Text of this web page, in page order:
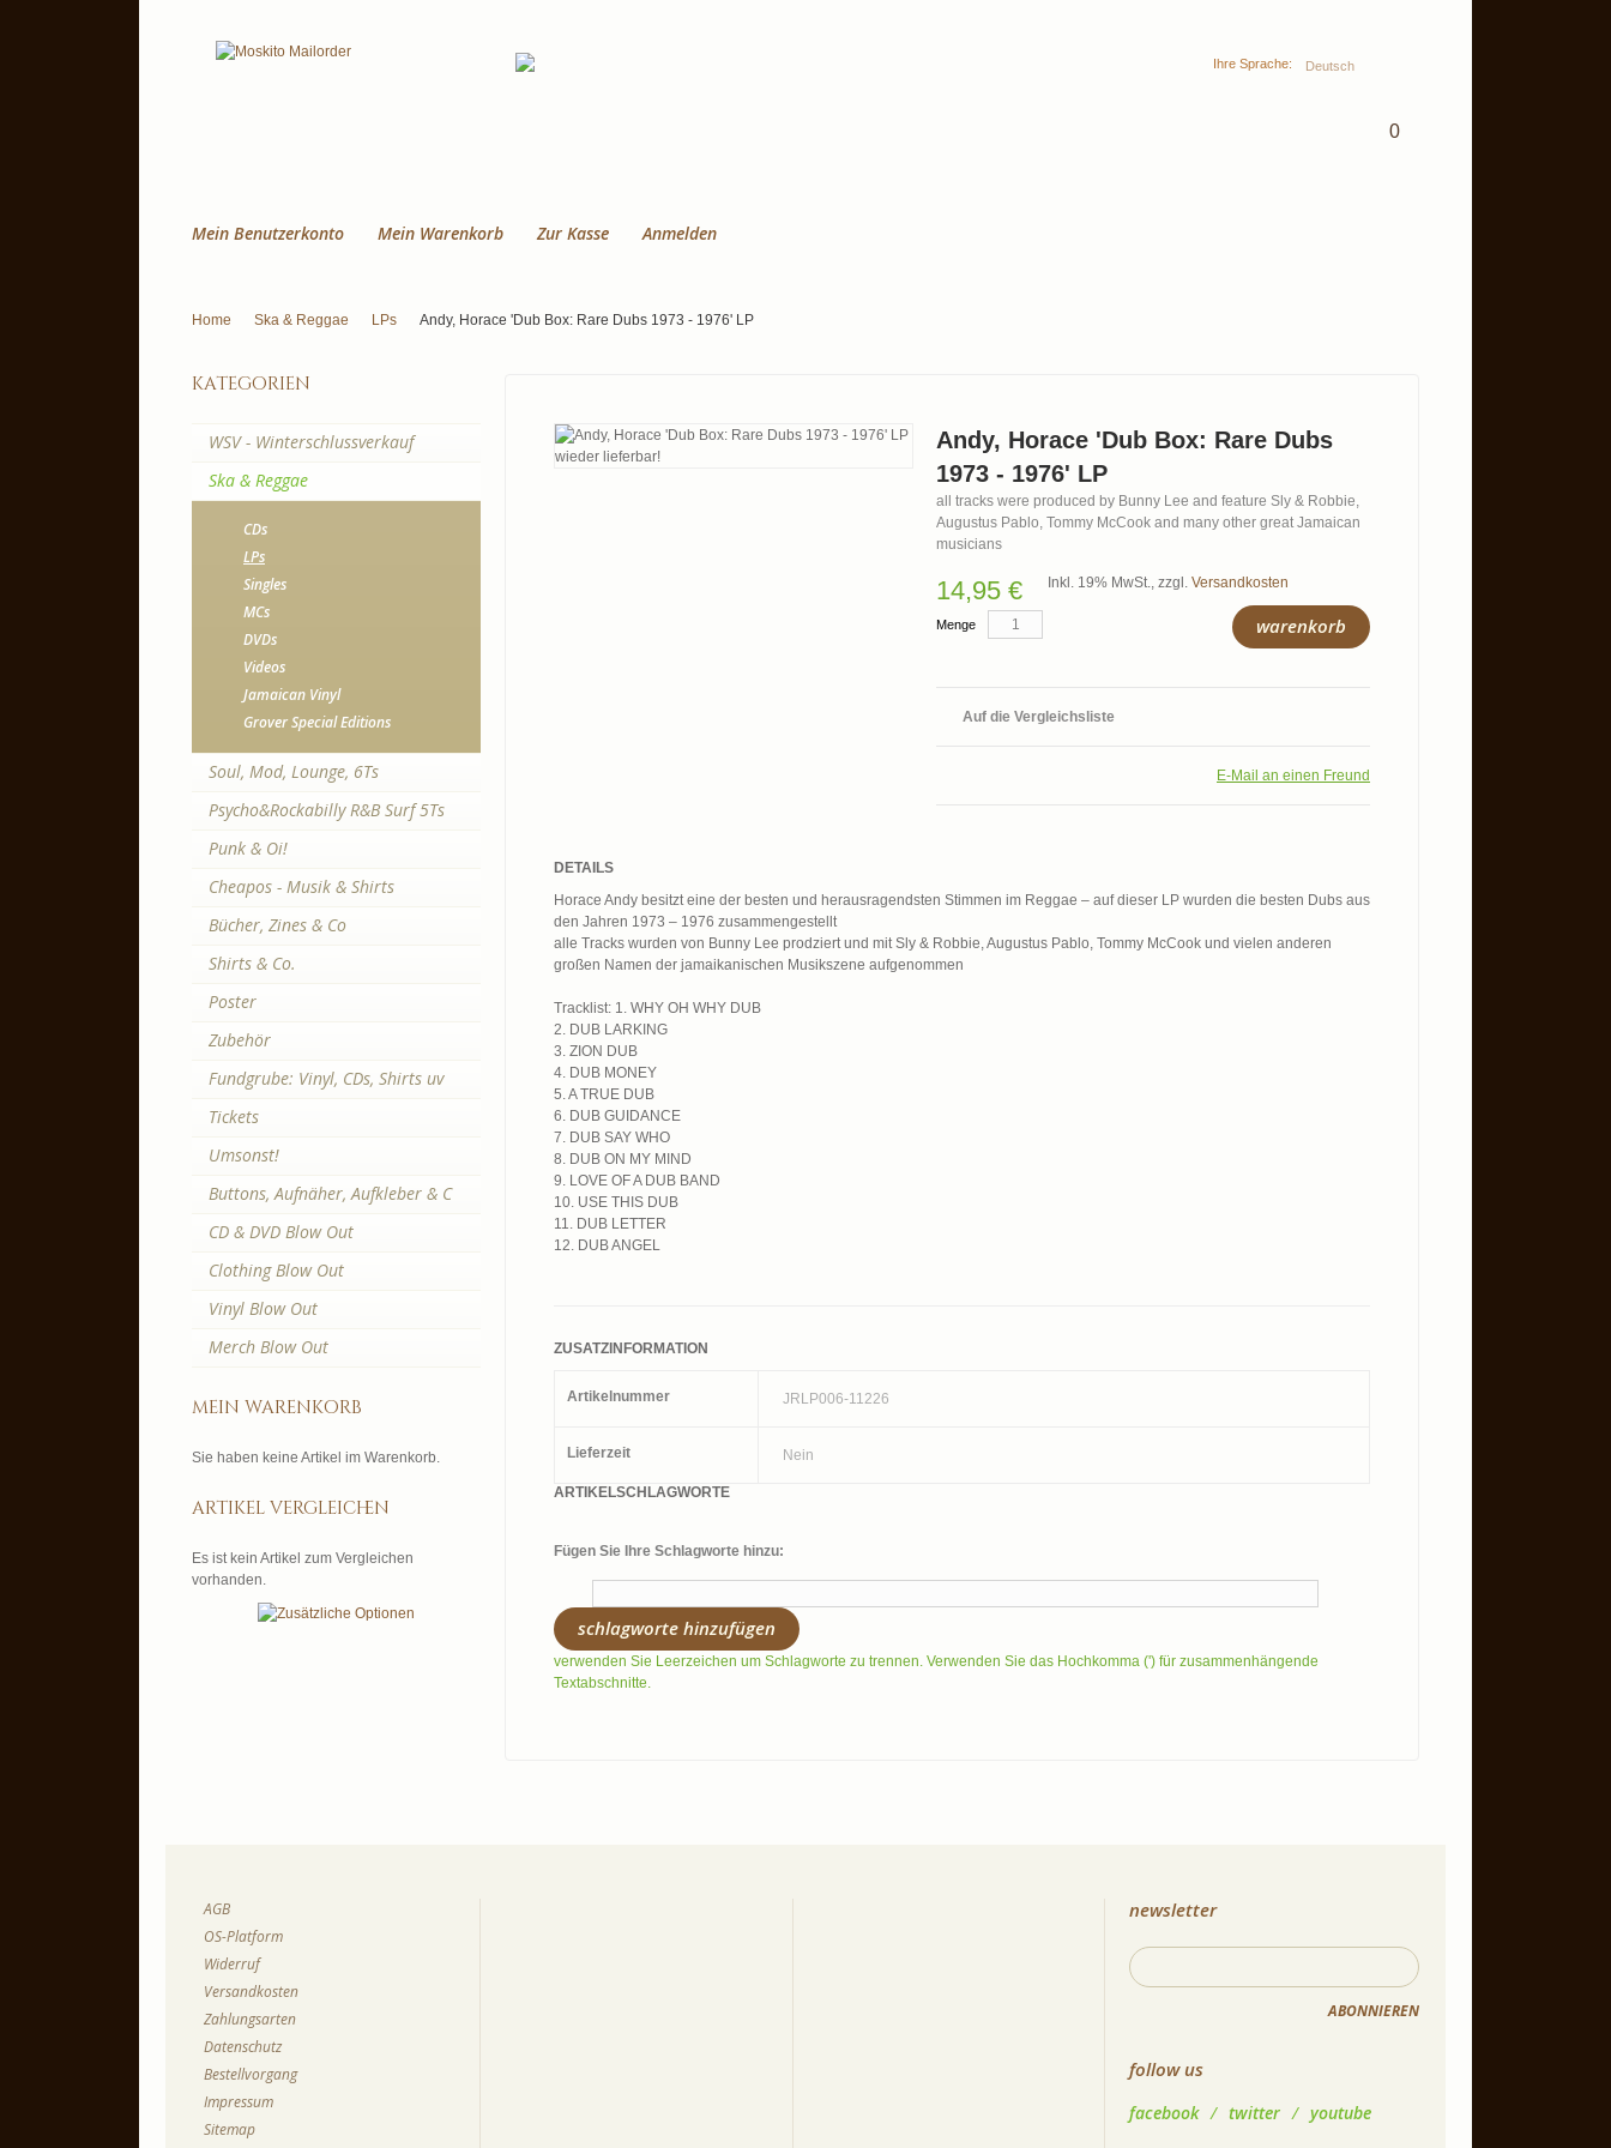
Ihre Sprache: Deutsch
0
Mein Benutzerkonto Mein Warenkorb Zur Kasse Anmelden
Home Ska & Reggae LPs Andy, Horace 'Dub Box: Rare Dubs 1973 - 1976' LP
Andy, Horace 'Dub Box: Rare Dubs
1973 - 1976' LP
all tracks were produced by Bunny Lee and feature Sly & Robbie,
Augustus Pablo, Tommy McCook and many other great Jamaican
musicians
14,95 € Inkl. 19% MwSt., zzgl. Versandkosten
Menge warenkorb
Auf die Vergleichsliste
E-Mail an einen Freund
DETAILS
Horace Andy besitzt eine der besten und herausragendsten Stimmen im Reggae – auf dieser LP wurden die besten Dubs aus
den Jahren 1973 – 1976 zusammengestellt
alle Tracks wurden von Bunny Lee prodziert und mit Sly & Robbie, Augustus Pablo, Tommy McCook und vielen anderen
großen Namen der jamaikanischen Musikszene aufgenommen
Tracklist: 1. WHY OH WHY DUB
2. DUB LARKING
3. ZION DUB
4. DUB MONEY
5. A TRUE DUB
6. DUB GUIDANCE
7. DUB SAY WHO
8. DUB ON MY MIND
9. LOVE OF A DUB BAND
10. USE THIS DUB
11. DUB LETTER
12. DUB ANGEL
ZUSATZINFORMATION
Artikelnummer JRLP006-11226
Lieferzeit Nein
ARTIKELSCHLAGWORTE
Fügen Sie Ihre Schlagworte hinzu:
schlagworte hinzufügen
verwenden Sie Leerzeichen um Schlagworte zu trennen. Verwenden Sie das Hochkomma (') für zusammenhängende
Textabschnitte.
kategorien
WSV - Winterschlussverkauf
Ska & Reggae
CDs
LPs
Singles
MCs
DVDs
Videos
Jamaican Vinyl
Grover Special Editions
Soul, Mod, Lounge, 6Ts
Psycho&Rockabilly R&B Surf 5Ts
Punk & Oi!
Cheapos - Musik & Shirts
Bücher, Zines & Co
Shirts & Co.
Poster
Zubehör
Fundgrube: Vinyl, CDs, Shirts uv
Tickets
Umsonst!
Buttons, Aufnäher, Aufkleber & C
CD & DVD Blow Out
Clothing Blow Out
Vinyl Blow Out
Merch Blow Out
mein warenkorb
Sie haben keine Artikel im Warenkorb.
artikel vergleichen
Es ist kein Artikel zum Vergleichen
vorhanden.
AGB
OS-Platform
Widerruf
Versandkosten
Zahlungsarten
Datenschutz
Bestellvorgang
Impressum
Sitemap
newsletter
ABONNIEREN
follow us
facebook / twitter / youtube